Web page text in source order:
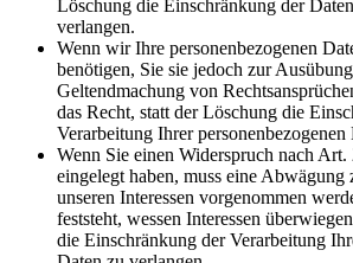
Löschung die Einschränkung der
verlangen.
Wenn wir Ihre personenbezogenen
benötigen, Sie sie jedoch zur
Geltendmachung von
das Recht, statt der Löschung die
Verarbeitung Ihrer
Wenn Sie einen Widerspruch nach
eingelegt haben, muss eine Abwägung
unseren Interessen vorgenommen
feststeht, wessen Interessen
die Einschränkung der Verarbeitung